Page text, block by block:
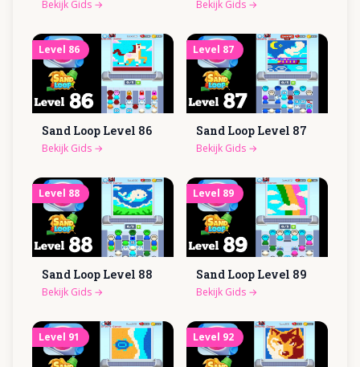
Bekijk Gids → Bekijk Gids →
Level 86
Sand Loop Level 86
Bekijk Gids →
Level 87
Sand Loop Level 87
Bekijk Gids →
Level 88
Sand Loop Level 88
Bekijk Gids →
Level 89
Sand Loop Level 89
Bekijk Gids →
Level 91 Level 92